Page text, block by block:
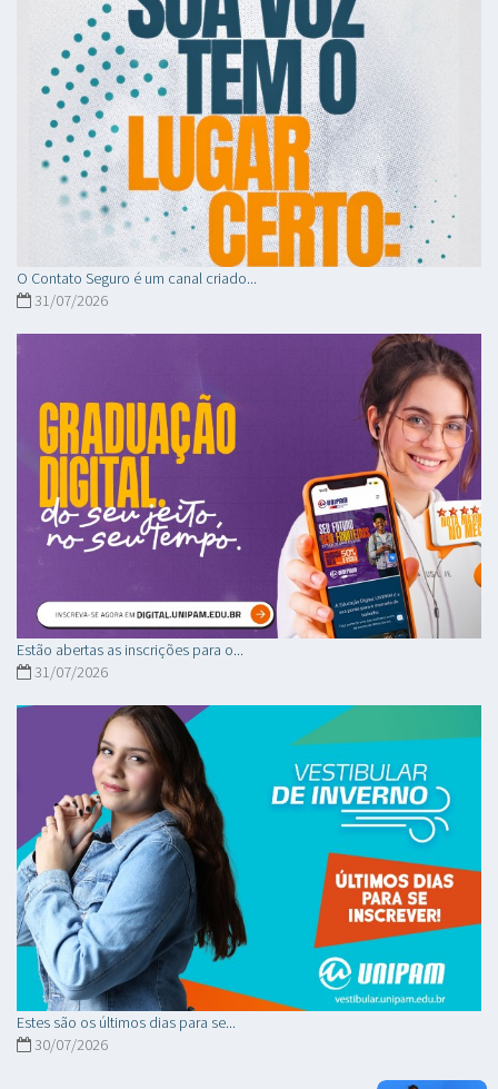
O Contato Seguro é um canal criado...
31/07/2026
Estão abertas as inscrições para o...
31/07/2026
Estes são os últimos dias para se...
30/07/2026